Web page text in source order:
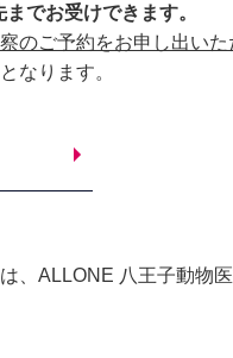
でお受けできます。
のご予約をお申し出い
なります。
、ALLONE 八王子動物